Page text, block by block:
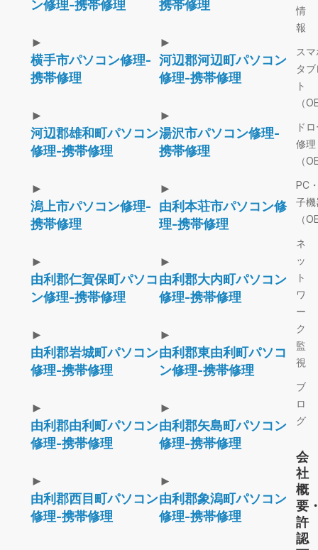
ン修理-携帯修理
携帯修理
►
横手市パソコン修理-
携帯修理
►
河辺郡河辺町パソコン
修理-携帯修理
►
河辺郡雄和町パソコン
修理-携帯修理
►
湯沢市パソコン修理-
携帯修理
►
潟上市パソコン修理-
携帯修理
►
由利本荘市パソコン修
理-携帯修理
►
由利郡仁賀保町パソコ
ン修理-携帯修理
►
由利郡大内町パソコン
修理-携帯修理
►
由利郡岩城町パソコン
修理-携帯修理
►
由利郡東由利町パソコ
ン修理-携帯修理
►
由利郡由利町パソコン
修理-携帯修理
►
由利郡矢島町パソコン
修理-携帯修理
►
由利郡西目町パソコン
修理-携帯修理
►
由利郡象潟町パソコン
修理-携帯修理
情
報
ス
タ
ト
（
ド
修理
（
PC
子機
（
ネ
ッ
ト
ワ
ー
ク
監
視
ブ
ロ
グ
会
社
概
要
許
認